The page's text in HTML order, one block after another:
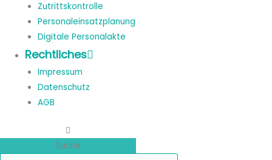
Zutrittskontrolle
Personaleinsatzplanung
Digitale Personalakte
Rechtliches
Impressum
Datenschutz
AGB
Suche